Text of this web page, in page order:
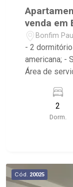
venda em
Bonfim
- 2 dormitórios; -
americana; - Sala dois ambientes; - Varanda; -
Área de
Próximo à
Bonfim,
Centro de
2
Dorm.
Cód. 20025